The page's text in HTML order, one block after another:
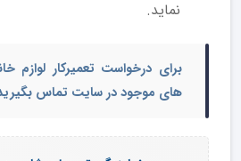
نماید.
برای درخواست تعمیرکار لوازم
های موجود در سایت تماس